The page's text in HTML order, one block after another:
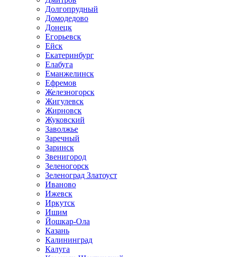
Долгопрудный
Домодедово
Донецк
Егорьевск
Ейск
Екатеринбург
Елабуга
Еманжелинск
Ефремов
Железногорск
Жигулевск
Жирновск
Жуковский
Заволжье
Заречный
Заринск
Звенигород
Зеленогорск
Зеленоград Златоуст
Иваново
Ижевск
Иркутск
Ишим
Йошкар-Ола
Казань
Калининград
Калуга